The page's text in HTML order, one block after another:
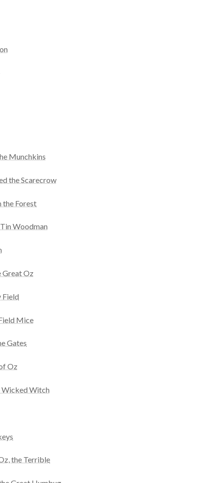
Munchkins
the Scarecrow
the Forest
Woodman
Great Oz
Field
Mice
Gates
Oz
Wicked Witch
the Terrible